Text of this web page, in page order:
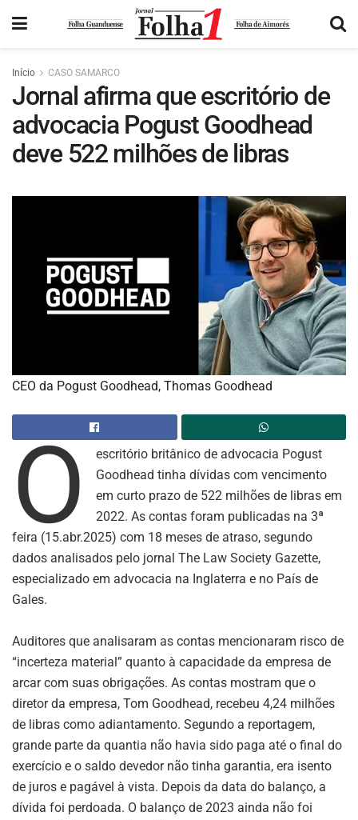
Início CASO SAMARCO
Jornal afirma que escritório de
advocacia Pogust Goodhead
deve 522 milhões de libras
CEO da Pogust Goodhead, Thomas Goodhead
O
escritório britânico de advocacia Pogust
Goodhead tinha dívidas com vencimento
em curto prazo de 522 milhões de libras em
2022. As contas foram publicadas na 3ª
feira (15.abr.2025) com 18 meses de atraso, segundo
dados analisados pelo jornal The Law Society Gazette,
especializado em advocacia na Inglaterra e no País de
Gales.
Auditores que analisaram as contas mencionaram risco de
“incerteza material” quanto à capacidade da empresa de
arcar com suas obrigações. As contas mostram que o
diretor da empresa, Tom Goodhead, recebeu 4,24 milhões
de libras como adiantamento. Segundo a reportagem,
grande parte da quantia não havia sido paga até o final do
exercício e o saldo devedor não tinha garantia, era isento
de juros e pagável à vista. Depois da data do balanço, a
dívida foi perdoada. O balanço de 2023 ainda não foi